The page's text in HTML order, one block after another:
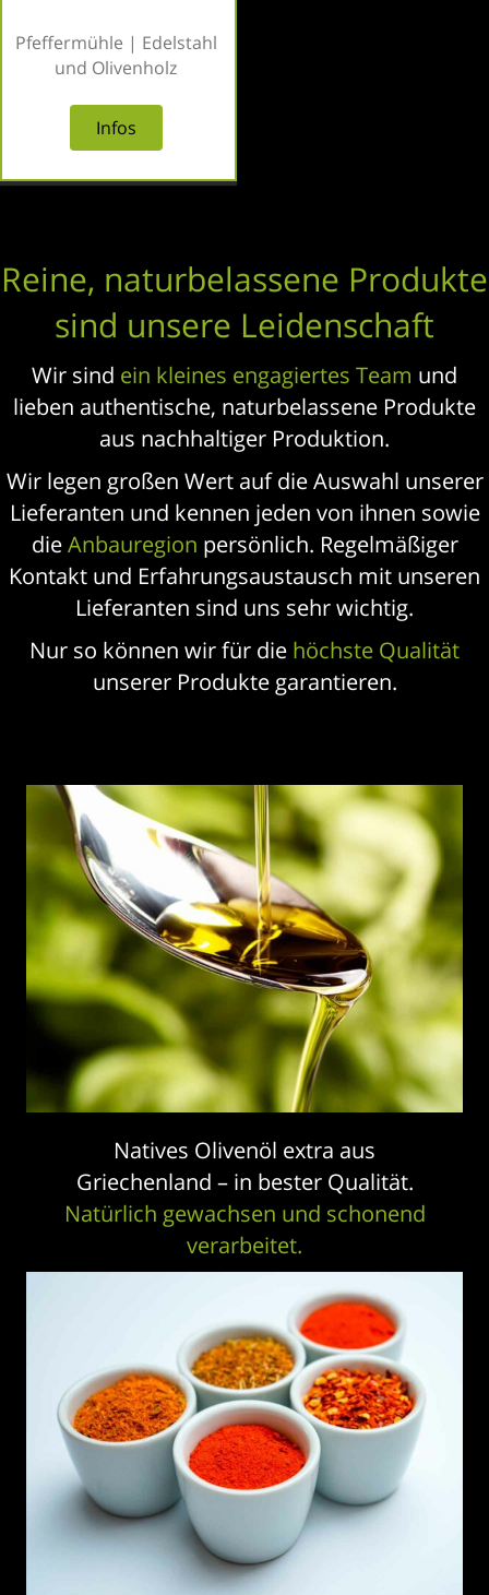
Pfeffermühle | Edelstahl
und Olivenholz
Infos
Reine, naturbelassene Produkte
sind unsere Leidenschaft
Wir sind ein kleines engagiertes Team und
lieben authentische, naturbelassene Produkte
aus nachhaltiger Produktion.
Wir legen großen Wert auf die Auswahl unserer
Lieferanten und kennen jeden von ihnen sowie
dieAnbauregion persönlich. Regelmäßiger
Kontakt und Erfahrungsaustausch mit unseren
Lieferanten sind uns sehr wichtig.
Nur so können wir für die höchste Qualität
unserer Produkte garantieren.
Natives Olivenöl extra aus
Griechenland – in bester Qualität.
Natürlich gewachsen und schonend
verarbeitet.